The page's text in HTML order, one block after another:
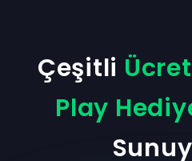
Çeşitli
Play